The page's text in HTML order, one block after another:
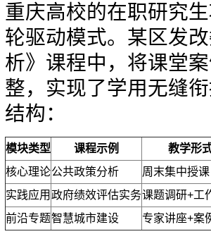
重庆高校的在职研究
轮驱动模式。某区发
析》课程中，将课堂
整，实现了学用无缝
结构：
模块类型 课程示例
教学形
核心理论公共政策分析
周末集中授课
实践应用 政府绩效评估实务课题调研+工
前沿专题智慧城市建设 专家讲座+案